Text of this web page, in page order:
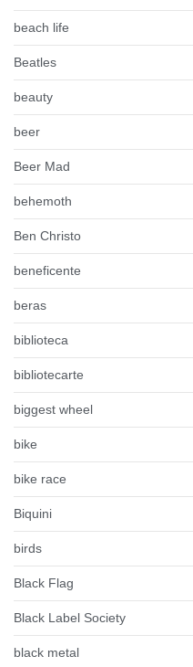
beach life
Beatles
beauty
beer
Beer Mad
behemoth
Ben Christo
beneficente
beras
biblioteca
bibliotecarte
biggest wheel
bike
bike race
Biquini
birds
Black Flag
Black Label Society
black metal